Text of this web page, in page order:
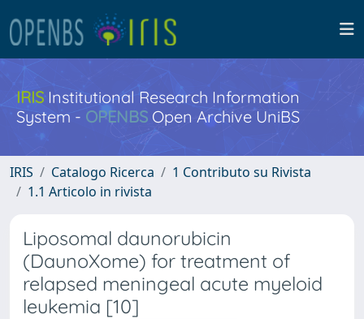
IRISInstitutional Research Information
System - OPENBS Open Archive UniBS
IRIS Catalogo Ricerca
1 Contributo su Rivista
1.1 Articolo in rivista
Liposomal daunorubicin
(DaunoXome) for treatment of
relapsed meningeal acute myeloid
leukemia [10]